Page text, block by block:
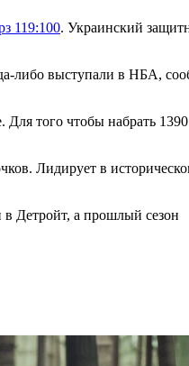
119:100. Украинский
либо выступали в НБА,
того чтобы набрать
Лидирует в
Детройт, а прошлый сезон